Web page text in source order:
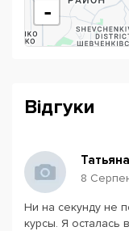
-
Відгуки
8
Ни на секунду не
курсы. Я осталась